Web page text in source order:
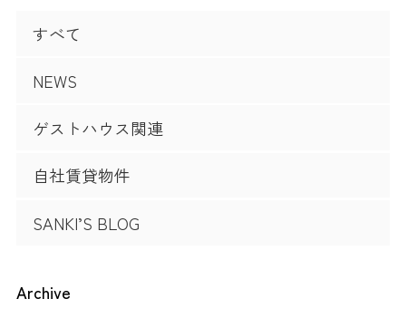
すべて
NEWS
ゲストハウス関連
自社賃貸物件
SANKI’S BLOG
Archive